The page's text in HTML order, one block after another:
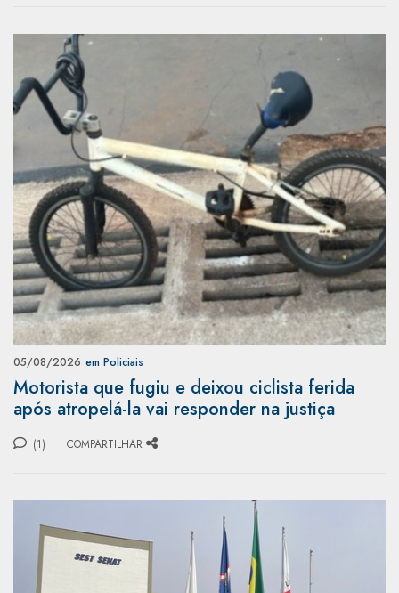
05/08/2026 em Policiais
Motorista que fugiu e deixou ciclista ferida
após atropelá-la vai responder na justiça
(1) COMPARTILHAR